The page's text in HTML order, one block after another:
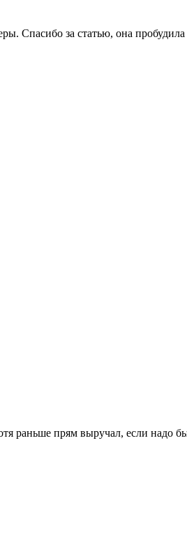
Спасибо за статью, она
раньше прям выручал, если надо